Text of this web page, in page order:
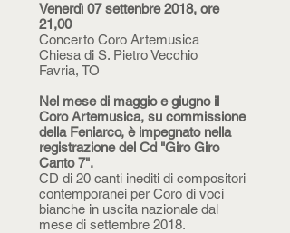
Venerdì 07 settenbre 2018, ore
21,00
Concerto Coro Artemusica
Chiesa di S. Pietro Vecchio
Favria, TO
Nel mese di maggio e giugno il
Coro Artemusica, su commissione
della Feniarco, è impegnato nella
registrazione del Cd "Giro Giro
Canto 7".
CD di 20 canti inediti di compositori
contemporanei per Coro di voci
bianche in uscita nazionale dal
mese di settembre 2018.